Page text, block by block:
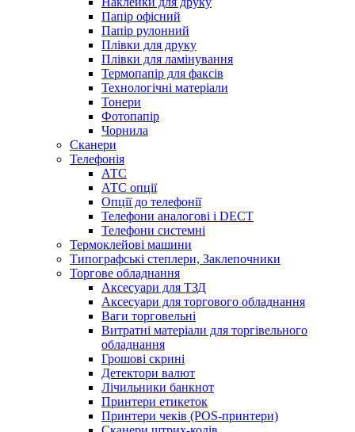
Папір офісний
Папір рулонний
Плівки для друку
Плівки для ламінування
Термопапір для факсів
Технологічні матеріали
Тонери
Фотопапір
Чорнила
Сканери
Телефонія
АТС
АТС опції
Опції до телефонії
Телефони аналогові і DECT
Телефони системні
Термоклейові машини
Типографські степлери, Заклепочники
Торгове обладнання
Аксесуари для ТЗД
Аксесуари для торгового обладнання
Ваги торговельні
Витратні матеріали для торгівельного
обладнання
Грошові скрині
Детектори валют
Лічильники банкнот
Принтери етикеток
Принтери чеків (POS-принтери)